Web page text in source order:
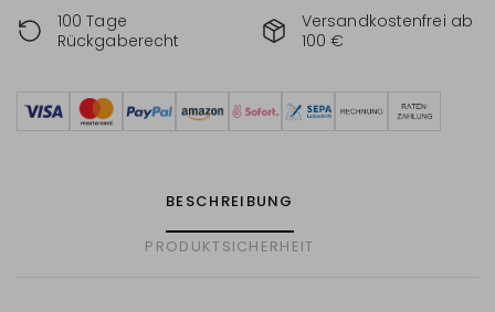
100 Tage
Rückgaberecht
Versandkostenfrei ab
100 €
BESCHREIBUNG
PRODUKTSICHERHEIT